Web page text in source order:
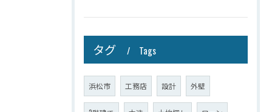
タグ Tags
浜松市 工務店 設計 外壁